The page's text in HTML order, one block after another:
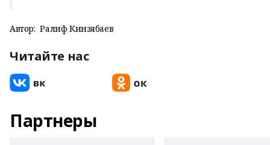
Автор: Ралиф Кинзябаев
Читайте нас
Партнеры